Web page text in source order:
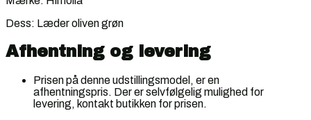
Dess: Læder oliven grøn
Afhentning og levering
Prisen på denne udstillingsmodel, er en
afhentningspris. Der er selvfølgelig mulighed for
levering, kontakt butikken for prisen.